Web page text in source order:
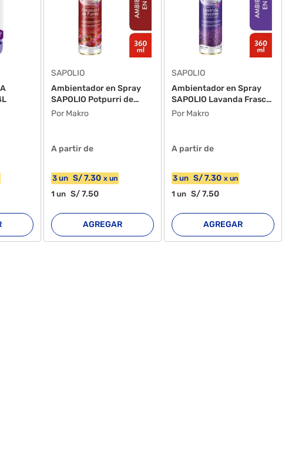
SAPOLIO
Ambientador en Spray
SAPOLIO Potpurri de
Flore...
Por Makro
A partir de
3 un S/7.30 xun
1un S/7.50
AGREGAR
SAPOLIO
Ambientador en Spray
SAPOLIO Lavanda Frasco
39...
Por Makro
A partir de
3 un S/7.30 xun
1un S/7.50
AGREGAR